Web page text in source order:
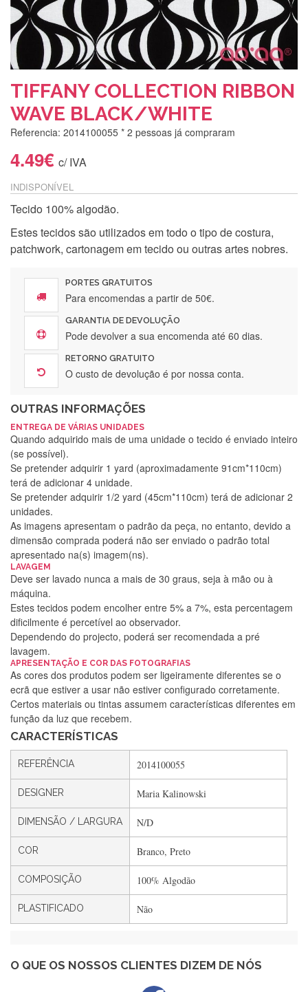
TIFFANY COLLECTION RIBBON
WAVE BLACK/WHITE
Referencia: 2014100055 * 2 pessoas já compraram
4.49€ c/ IVA
INDISPONÍVEL
Tecido 100% algodão.
Estes tecidos são utilizados em todo o tipo de costura,
patchwork, cartonagem em tecido ou outras artes nobres.
PORTES GRATUITOS
Para encomendas a partir de 50€.
GARANTIA DE DEVOLUÇÃO
Pode devolver a sua encomenda até 60 dias.
RETORNO GRATUITO
O custo de devolução é por nossa conta.
OUTRAS INFORMAÇÕES
ENTREGA DE VÁRIAS UNIDADES
Quando adquirido mais de uma unidade o tecido é enviado inteiro
(se possível).
Se pretender adquirir 1 yard (aproximadamente 91cm*110cm)
terá de adicionar 4 unidade.
Se pretender adquirir 1/2 yard (45cm*110cm) terá de adicionar 2
unidades.
As imagens apresentam o padrão da peça, no entanto, devido a
dimensão comprada poderá não ser enviado o padrão total
apresentado na(s) imagem(ns).
LAVAGEM
Deve ser lavado nunca a mais de 30 graus, seja à mão ou à
máquina.
Estes tecidos podem encolher entre 5% a 7%, esta percentagem
dificilmente é percetível ao observador.
Dependendo do projecto, poderá ser recomendada a pré
lavagem.
APRESENTAÇÃO E COR DAS FOTOGRAFIAS
As cores dos produtos podem ser ligeiramente diferentes se o
ecrã que estiver a usar não estiver configurado corretamente.
Certos materiais ou tintas assumem características diferentes em
função da luz que recebem.
CARACTERÍSTICAS
REFERÊNCIA 2014100055
DESIGNER Maria Kalinowski
DIMENSÃO / LARGURA N/D
COR Branco, Preto
COMPOSIÇÃO 100% Algodão
PLASTIFICADO Não
O QUE OS NOSSOS CLIENTES DIZEM DE NÓS
Silvia Lopes
Encomenda direitinha. Rapidez e segurança. Volto a
encomendar.
Silvia André
Gostei ,Serviço bastante rápido. recomendo
Filipa Freire
Rápido, atendimento 5*. Hoje chegará a segunda encomenda
feita de muitas certamente❤️
estrelas